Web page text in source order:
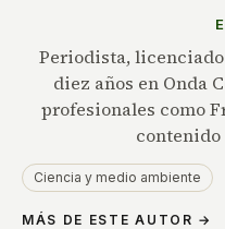
Periodista,
diez años en Onda
profesionales como
contenido
Ciencia y medio ambiente
MÁS DE ESTE AUTOR →